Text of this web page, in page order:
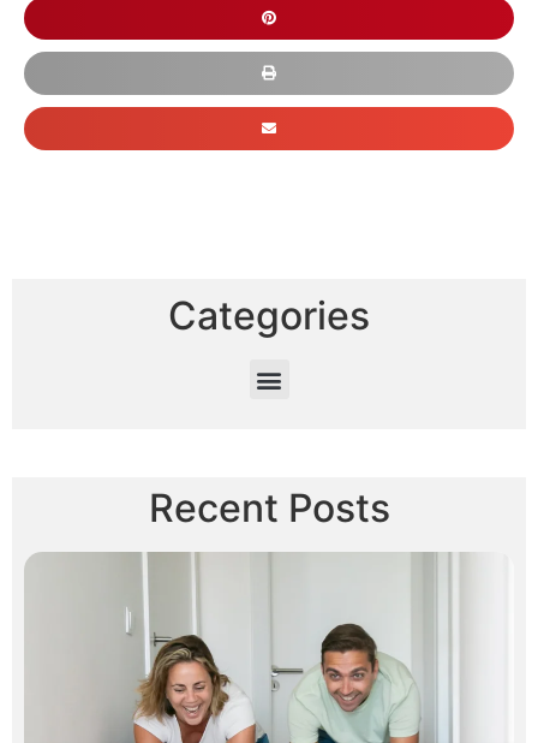
Categories
Recent Posts